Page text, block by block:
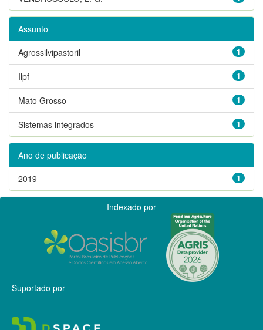
Assunto
1
Agrossilvipastoril
1
Ilpf
1
Mato Grosso
1
Sistemas integrados
Ano de publicação
1
2019
Indexado por
Suportado por